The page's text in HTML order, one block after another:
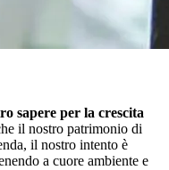
sapere per la crescita
il nostro patrimonio di
il nostro intento è
a cuore ambiente e